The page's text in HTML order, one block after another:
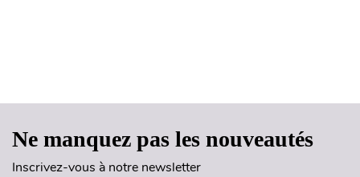
Ne manquez pas les nouveautés
Inscrivez-vous à notre newsletter